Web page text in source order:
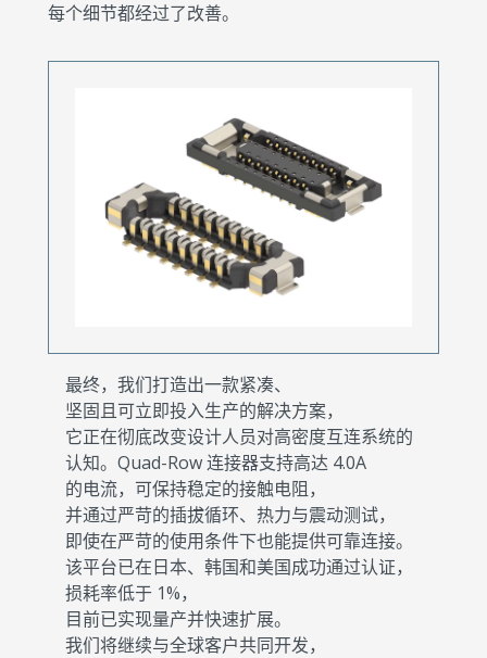
每个细节都经过了改善。
最终，我们打造出一款紧凑、
坚固且可立即投入生产的解决方案，
它正在彻底改变设计人员对高密度互连系统的
认知。Quad-Row 连接器支持高达 4.0A
的电流，可保持稳定的接触电阻，
并通过严苛的插拔循环、热力与震动测试，
即使在严苛的使用条件下也能提供可靠连接。
该平台已在日本、韩国和美国成功通过认证，
损耗率低于 1%，
目前已实现量产并快速扩展。
我们将继续与全球客户共同开发，